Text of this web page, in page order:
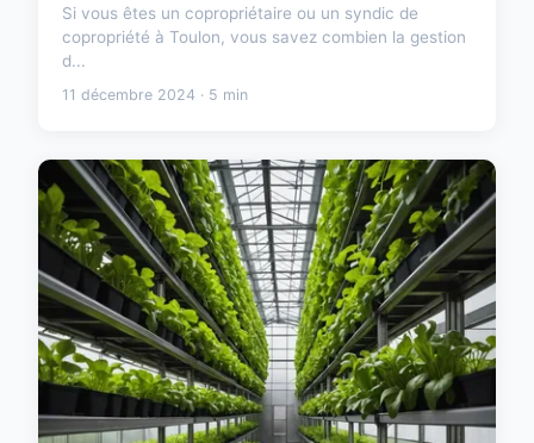
Si vous êtes un copropriétaire ou un syndic de
copropriété à Toulon, vous savez combien la gestion
d...
11 décembre 2024 · 5 min